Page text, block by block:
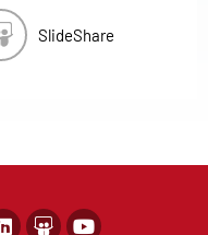
SlideShare